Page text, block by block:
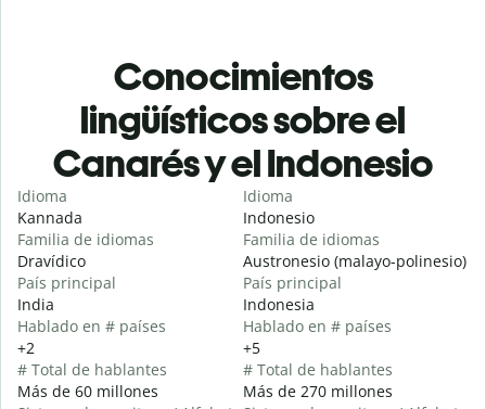
Conocimientos
lingüísticos sobre el
Canarés y el Indonesio
Idioma
Kannada
Familia de idiomas
Dravídico
País principal
India
Hablado en # países
+2
# Total de hablantes
Más de 60 millones
Idioma
Indonesio
Familia de idiomas
Austronesio (malayo-polinesio)
País principal
Indonesia
Hablado en # países
+5
# Total de hablantes
Más de 270 millones